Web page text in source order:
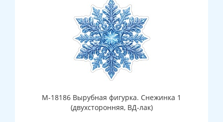
М-18186 Вырубная фигурка. Снежинка 1
(двухсторонняя, ВД-лак)